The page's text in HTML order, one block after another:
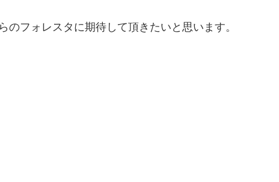
のフォレスタに期待して頂きたいと思います。